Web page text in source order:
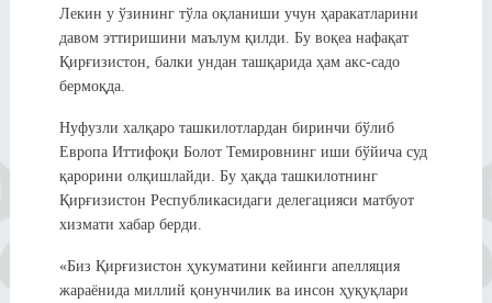
Лекин у ўзининг тўла оқланиши учун ҳаракатларини
давом эттиришини маълум қилди. Бу воқеа нафақат
Қирғизистон, балки ундан ташқарида ҳам акс-садо
бермоқда.
Нуфузли халқаро ташкилотлардан биринчи бўлиб
Европа Иттифоқи Болот Темировнинг иши бўйича суд
қарорини олқишлайди. Бу ҳақда ташкилотнинг
Қирғизистон Республикасидаги делегацияси матбуот
хизмати хабар берди.
«Биз Қирғизистон ҳукуматини кейинги апелляция
жараёнида миллий қонунчилик ва инсон ҳуқуқлари